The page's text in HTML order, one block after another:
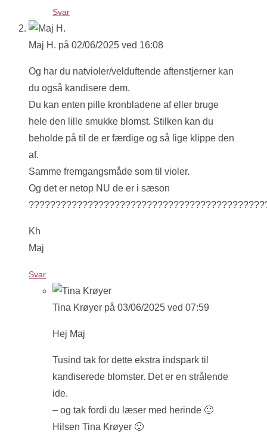
Svar
Maj H. på 02/06/2025 ved 16:08
Og har du natvioler/velduftende aftenstjerner kan
du også kandisere dem.
Du kan enten pille kronbladene af eller bruge
hele den lille smukke blomst. Stilken kan du
beholde på til de er færdige og så lige klippe den
af.
Samme fremgangsmåde som til violer.
Og det er netop NU de er i sæson
Kh
Maj
Svar
Tina Krøyer på 03/06/2025 ved 07:59
Hej Maj
Tusind tak for dette ekstra indspark til
kandiserede blomster. Det er en strålende
ide.
– og tak fordi du læser med herinde 🙂
Hilsen Tina Krøyer 🙂